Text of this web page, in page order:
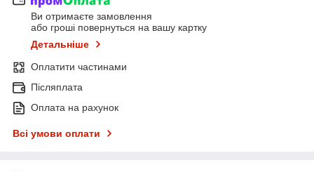
Ви отримаєте замовлення
або гроші повернуться на вашу картку
Детальніше
Оплатити частинами
Післяплата
Оплата на рахунок
Всі умови оплати